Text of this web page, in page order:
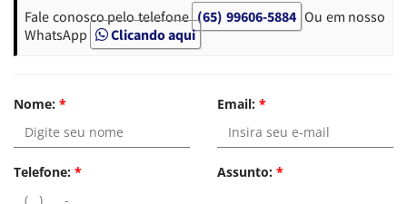
Fale conosco pelo telefone (65) 99606-5884 Ou em nosso
WhatsApp
Clicando aqui
Nome: * Email: *
Telefone: * Assunto: *